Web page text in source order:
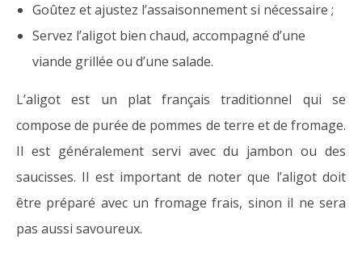
Goûtez et ajustez l’assaisonnement si nécessaire ;
Servez l’aligot bien chaud, accompagné d’une
viande grillée ou d’une salade.
L’aligot est un plat français traditionnel qui se
compose de purée de pommes de terre et de fromage.
Il est généralement servi avec du jambon ou des
saucisses. Il est important de noter que l’aligot doit
être préparé avec un fromage frais, sinon il ne sera
pas aussi savoureux.